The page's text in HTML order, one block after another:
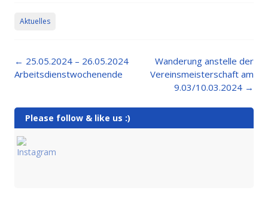
Aktuelles
Post
navigation
← 25.05.2024 – 26.05.2024
Arbeitsdienstwochenende
Wanderung anstelle der
Vereinsmeisterschaft am
9.03/10.03.2024 →
Please follow & like us :)